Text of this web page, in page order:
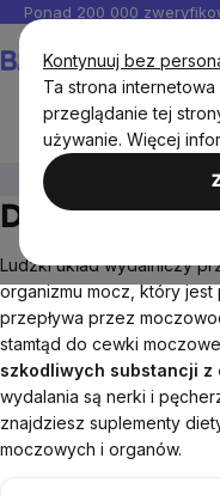
Kontynuuj bez
Ta strona
przeglądanie tej
używanie. Więcej
Przejść
do
treści
Ponad 200 000
Części
Drogi
Ludzki układ wydalniczy
organizmumocz, który jest
przepływa przez
stamtąd do cewki
szkodliwych substancji z
wydalania są nerki i
znajdziesz suplementy
moczowych i organów.